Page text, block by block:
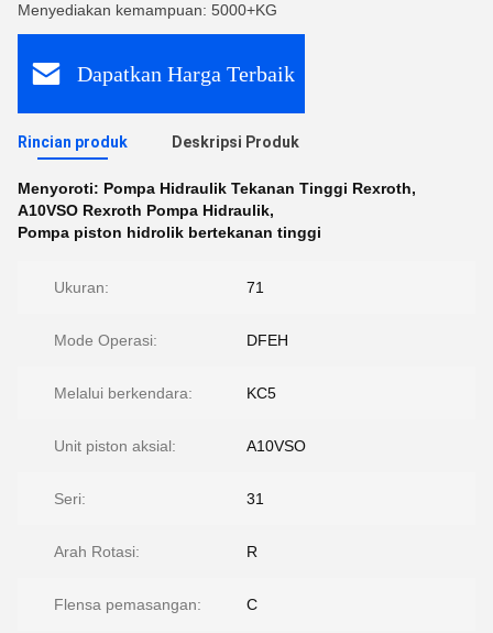
Menyediakan kemampuan: 5000+KG
Dapatkan Harga Terbaik
Rincian produk Deskripsi Produk
Menyoroti: Pompa Hidraulik Tekanan Tinggi Rexroth,
A10VSO Rexroth Pompa Hidraulik,
Pompa piston hidrolik bertekanan tinggi
Ukuran: 71
Mode Operasi: DFEH
Melalui berkendara: KC5
Unit piston aksial: A10VSO
Seri: 31
Arah Rotasi: R
Flensa pemasangan: C